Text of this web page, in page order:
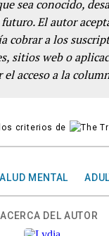
sea conocido,
El autor
cobrar a los
sitios web o
el acceso a la
criterios de
MENTAL
ACERCA DEL AUTOR